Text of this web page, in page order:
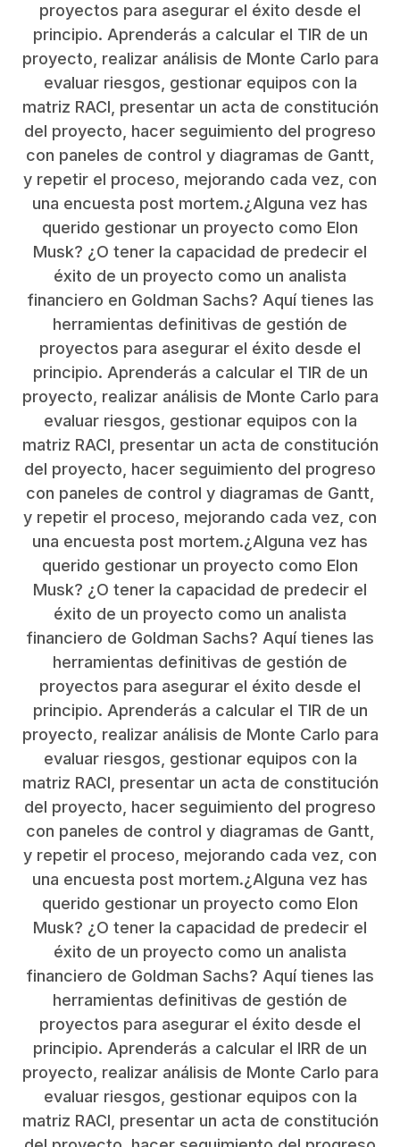
proyectos para asegurar el éxito desde el
principio. Aprenderás a calcular el TIR de un
proyecto, realizar análisis de Monte Carlo para
evaluar riesgos, gestionar equipos con la
matriz RACI, presentar un acta de constitución
del proyecto, hacer seguimiento del progreso
con paneles de control y diagramas de Gantt,
y repetir el proceso, mejorando cada vez, con
una encuesta post mortem.¿Alguna vez has
querido gestionar un proyecto como Elon
Musk? ¿O tener la capacidad de predecir el
éxito de un proyecto como un analista
financiero en Goldman Sachs? Aquí tienes las
herramientas definitivas de gestión de
proyectos para asegurar el éxito desde el
principio. Aprenderás a calcular el TIR de un
proyecto, realizar análisis de Monte Carlo para
evaluar riesgos, gestionar equipos con la
matriz RACI, presentar un acta de constitución
del proyecto, hacer seguimiento del progreso
con paneles de control y diagramas de Gantt,
y repetir el proceso, mejorando cada vez, con
una encuesta post mortem.¿Alguna vez has
querido gestionar un proyecto como Elon
Musk? ¿O tener la capacidad de predecir el
éxito de un proyecto como un analista
financiero de Goldman Sachs? Aquí tienes las
herramientas definitivas de gestión de
proyectos para asegurar el éxito desde el
principio. Aprenderás a calcular el TIR de un
proyecto, realizar análisis de Monte Carlo para
evaluar riesgos, gestionar equipos con la
matriz RACI, presentar un acta de constitución
del proyecto, hacer seguimiento del progreso
con paneles de control y diagramas de Gantt,
y repetir el proceso, mejorando cada vez, con
una encuesta post mortem.¿Alguna vez has
querido gestionar un proyecto como Elon
Musk? ¿O tener la capacidad de predecir el
éxito de un proyecto como un analista
financiero de Goldman Sachs? Aquí tienes las
herramientas definitivas de gestión de
proyectos para asegurar el éxito desde el
principio. Aprenderás a calcular el IRR de un
proyecto, realizar análisis de Monte Carlo para
evaluar riesgos, gestionar equipos con la
matriz RACI, presentar un acta de constitución